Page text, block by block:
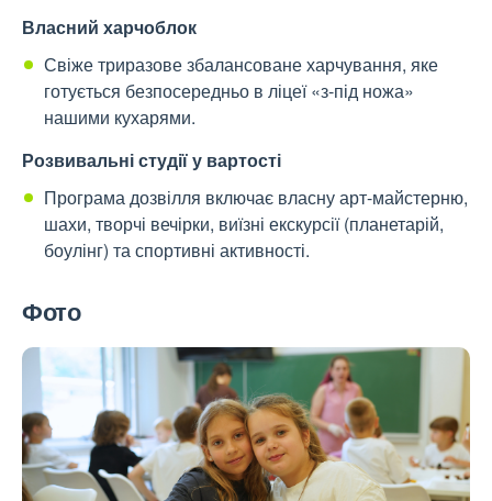
Власний харчоблок
Свіже триразове збалансоване харчування, яке
готується безпосередньо в ліцеї «з-під ножа»
нашими кухарями.
Розвивальні студії у вартості
Програма дозвілля включає власну арт-майстерню,
шахи, творчі вечірки, виїзні екскурсії (планетарій,
боулінг) та спортивні активності.
Фото